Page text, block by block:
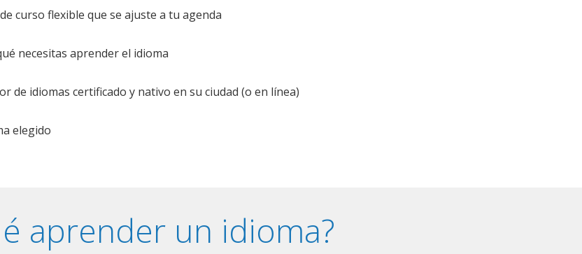
curso flexible que se ajuste a tu agenda
necesitas aprender el idioma
de idiomas certificado y nativo en su ciudad (o en línea)
elegido
aprender un idioma?